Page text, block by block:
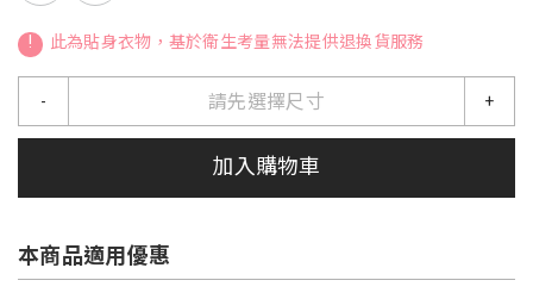
! 此為貼身衣物，基於衛生考量無法提供退換貨服務
請先選擇尺寸
- +
加入購物車
本商品適用優惠